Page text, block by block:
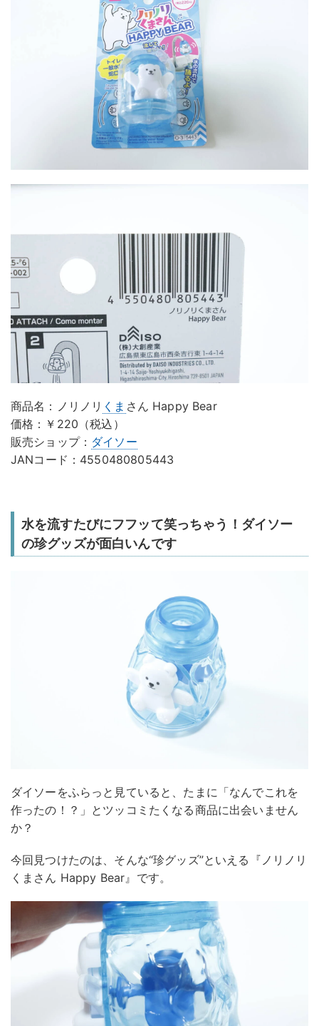
商品名：ノリノリ くま さん Happy Bear
価格：￥220（税込）
販売ショップ： ダイソー
JANコード：4550480805443
水を流すたびにフフッて笑っちゃう！ダイソー
の珍グッズが面白いんです
ダイソーをふらっと見ていると、たまに「なんでこれを
作ったの！？」とツッコミたくなる商品に出会いません
か？
今回見つけたのは、そんな“珍グッズ”といえる『ノリノリ
くまさん Happy Bear』です。